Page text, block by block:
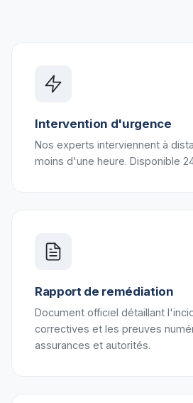
Intervention d'urgence
Nos experts interviennent à
moins d'une heure. Disponible
Rapport de remédiation
Document officiel détaillant
correctives et les preuves
assurances et autorités.